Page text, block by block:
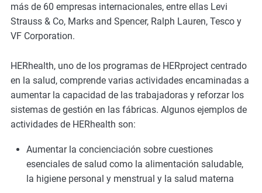
o
r
e
más de 60 empresas internacionales, entre ellas Levi
Strauss & Co, Marks and Spencer, Ralph Lauren, Tesco y
VF Corporation.
HERhealth, uno de los programas de HERproject centrado
en la salud, comprende varias actividades encaminadas a
aumentar la capacidad de las trabajadoras y reforzar los
sistemas de gestión en las fábricas. Algunos ejemplos de
actividades de HERhealth son:
Aumentar la concienciación sobre cuestiones
esenciales de salud como la alimentación saludable,
la higiene personal y menstrual y la salud materna